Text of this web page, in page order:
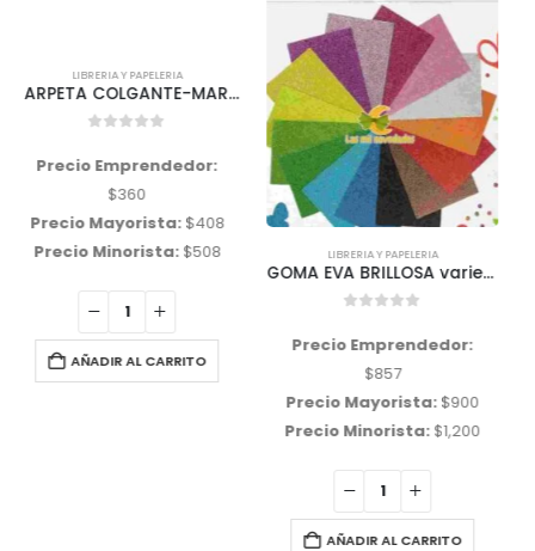
LIBRERIA Y PAPELERIA
out of 5
Precio Emprendedor:
$857
LIBRERIA Y PAPELERIA
Precio Emprendedor:
$172
Precio Mayorista:$200
Precio Minorista:$294
AÑADIR AL CARRITO